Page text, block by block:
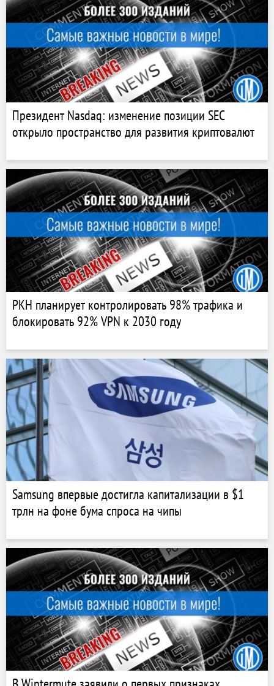
Президент Nasdaq: изменение позиции SEC
открыло пространство для развития криптовалют
РКН планирует контролировать 98% трафика и
блокировать 92% VPN к 2030 году
Samsung впервые достигла капитализации в $1
трлн на фоне бума спроса на чипы